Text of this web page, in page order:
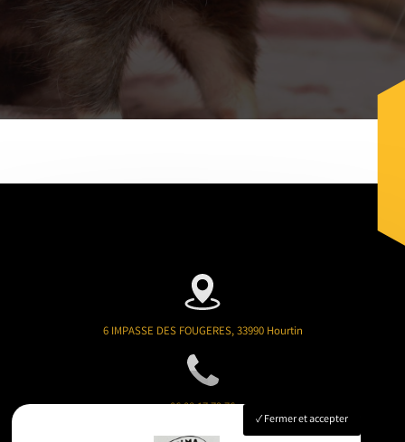
6 IMPASSE DES FOUGERES, 33990 Hourtin
06 08 17 73 76
Fermer et accepter